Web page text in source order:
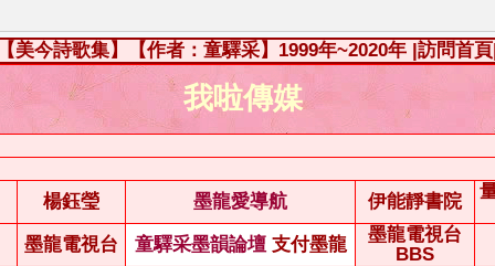
【美今詩歌集】【作者：童驛采】1999年~2020年 |訪問首
我啦傳媒
楊鈺瑩 墨龍愛導航 伊能靜書院
墨龍電視台 童驛采墨韻論壇 支付墨龍
墨龍電視台
BBS